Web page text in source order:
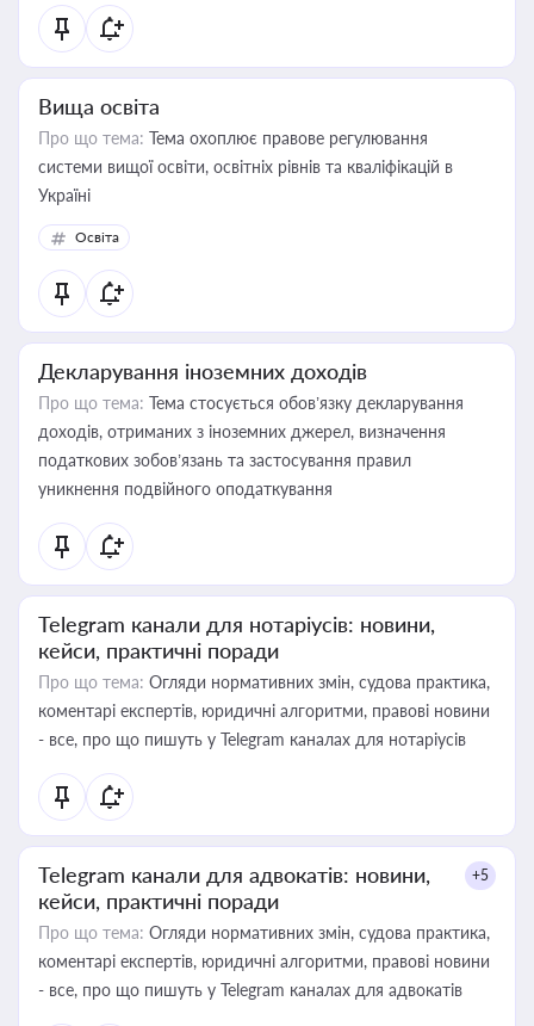
Вища освіта
Про що тема: Тема охоплює правове регулювання
системи вищої освіти, освітніх рівнів та кваліфікацій в
Україні
Освіта
Декларування іноземних доходів
Про що тема: Тема стосується обов’язку декларування
доходів, отриманих з іноземних джерел, визначення
податкових зобов’язань та застосування правил
уникнення подвійного оподаткування
Telegram канали для нотаріусів: новини,
кейси, практичні поради
Про що тема: Огляди нормативних змін, судова практика,
коментарі експертів, юридичні алгоритми, правові новини
- все, про що пишуть у Telegram каналах для нотаріусів
Telegram канали для адвокатів: новини,
кейси, практичні поради
+5
Про що тема: Огляди нормативних змін, судова практика,
коментарі експертів, юридичні алгоритми, правові новини
- все, про що пишуть у Telegram каналах для адвокатів